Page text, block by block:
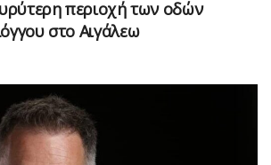
περιοχή των οδών
στο Αιγάλεω